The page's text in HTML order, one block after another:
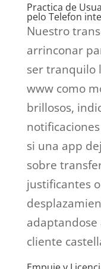
Practica de
pelo Telefon
Nuestro
arrinconar
ser tranquilo
www como
brillosos,
si una app
sobre
justificantes
adaptandose
cliente